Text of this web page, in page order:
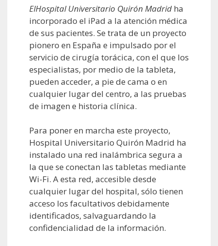
ElHospital Universitario Quirón Madrid ha
incorporado el iPad a la atención médica
de sus pacientes. Se trata de un proyecto
pionero en España e impulsado por el
servicio de cirugía torácica, con el que los
especialistas, por medio de la tableta,
pueden acceder, a pie de cama o en
cualquier lugar del centro, a las pruebas
de imagen e historia clínica.
Para poner en marcha este proyecto,
Hospital Universitario Quirón Madrid ha
instalado una red inalámbrica segura a
la que se conectan las tabletas mediante
Wi-Fi. A esta red, accesible desde
cualquier lugar del hospital, sólo tienen
acceso los facultativos debidamente
identificados, salvaguardando la
confidencialidad de la información.